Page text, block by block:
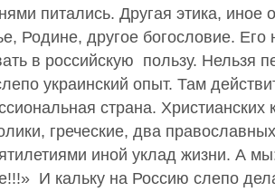
питались. Другая этика, иное
Родине, другое богословие. Его
в российскую пользу. Нельзя
украинский опыт. Там
страна. Христианских
греческие, два
иной уклад жизни. А
И кальку на Россию слепо